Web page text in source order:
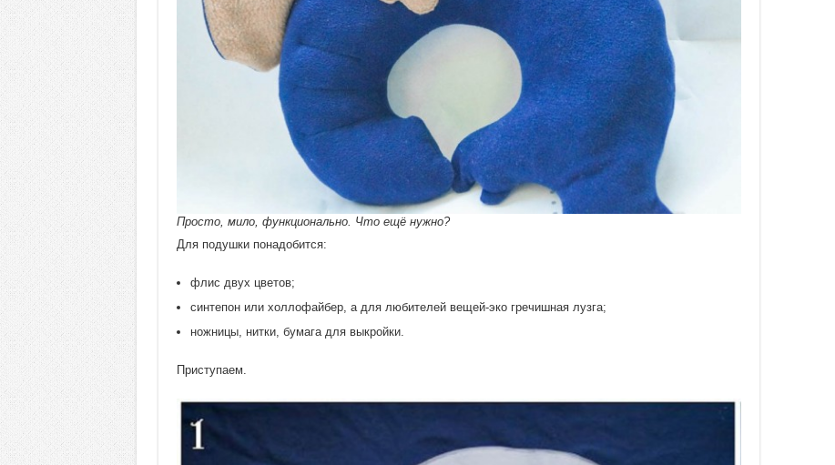
Просто, мило, функционально. Что ещё нужно?
Для подушки понадобится:
флис двух цветов;
синтепон или холлофайбер, а для любителей вещей-эко гречишная лузга;
ножницы, нитки, бумага для выкройки.
Приступаем.